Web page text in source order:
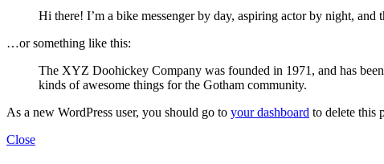
Hi there! I’m a bike messenger by day, aspiring actor by night,
…or something like this:
The XYZ Doohickey Company was founded in 1971, and has
kinds of awesome things for the Gotham community.
As a new WordPress user, you should go to your dashboard to delete this
Close